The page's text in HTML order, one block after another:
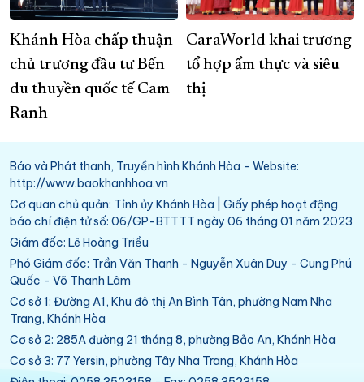
Khánh Hòa chấp thuận
chủ trương đầu tư Bến
du thuyền quốc tế Cam
Ranh
CaraWorld khai trương
tổ hợp ẩm thực và siêu
thị
Báo và Phát thanh, Truyền hình Khánh Hòa - Website:
http://www.baokhanhhoa.vn
Cơ quan chủ quản: Tỉnh ủy Khánh Hòa | Giấy phép hoạt động
báo chí điện tử số: 06/GP-BTTTT ngày 06 tháng 01 năm 2023
Giám đốc: Lê Hoàng Triều
Phó Giám đốc: Trần Văn Thanh - Nguyễn Xuân Duy - Cung Phú
Quốc - Võ Thanh Lâm
Cơ sở 1: Đường A1, Khu đô thị An Bình Tân, phường Nam Nha
Trang, Khánh Hòa
Cơ sở 2: 285A đường 21 tháng 8, phường Bảo An, Khánh Hòa
Cơ sở 3: 77 Yersin, phường Tây Nha Trang, Khánh Hòa